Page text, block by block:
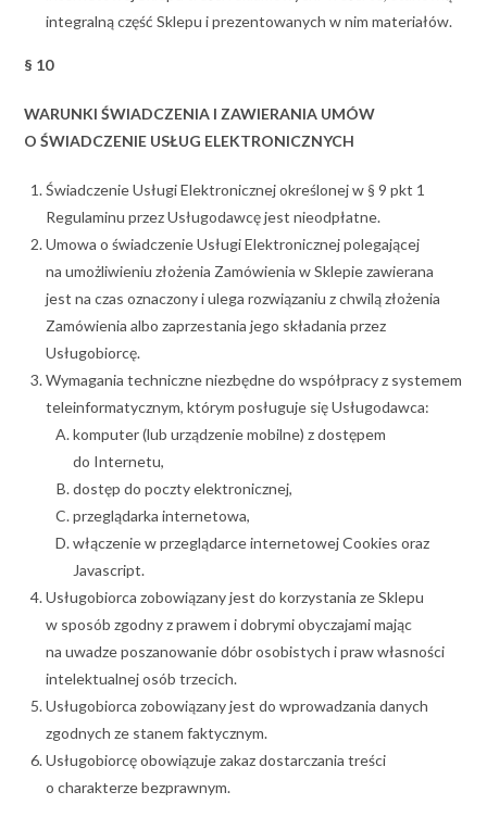
integralną część Sklepu i prezentowanych w nim materiałów.
§ 10
WARUNKI ŚWIADCZENIA I ZAWIERANIA UMÓW
O ŚWIADCZENIE USŁUG ELEKTRONICZNYCH
Świadczenie Usługi Elektronicznej określonej w § 9 pkt 1
Regulaminu przez Usługodawcę jest nieodpłatne.
Umowa o świadczenie Usługi Elektronicznej polegającej
na umożliwieniu złożenia Zamówienia w Sklepie zawierana
jest na czas oznaczony i ulega rozwiązaniu z chwilą złożenia
Zamówienia albo zaprzestania jego składania przez
Usługobiorcę.
Wymagania techniczne niezbędne do współpracy z systemem
teleinformatycznym, którym posługuje się Usługodawca:
komputer (lub urządzenie mobilne) z dostępem
do Internetu,
dostęp do poczty elektronicznej,
przeglądarka internetowa,
włączenie w przeglądarce internetowej Cookies oraz
Javascript.
Usługobiorca zobowiązany jest do korzystania ze Sklepu
w sposób zgodny z prawem i dobrymi obyczajami mając
na uwadze poszanowanie dóbr osobistych i praw własności
intelektualnej osób trzecich.
Usługobiorca zobowiązany jest do wprowadzania danych
zgodnych ze stanem faktycznym.
Usługobiorcę obowiązuje zakaz dostarczania treści
o charakterze bezprawnym.